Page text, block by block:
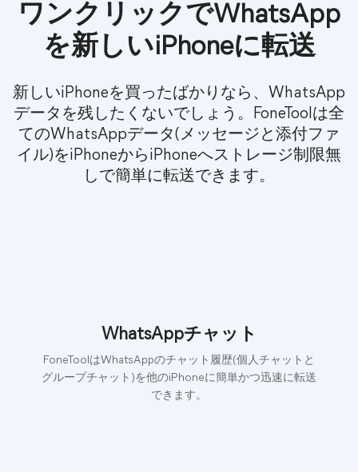
ワンクリックでWhatsApp
を新しいiPhoneに転送
新しいiPhoneを買ったばかりなら、WhatsApp
データを残したくないでしょう。FoneToolは全
てのWhatsAppデータ(メッセージと添付ファ
イル)をiPhoneからiPhoneへストレージ制限無
しで簡単に転送できます。
WhatsAppチャット
FoneToolはWhatsAppのチャット履歴(個人チャットと
グループチャット)を他のiPhoneに簡単かつ迅速に転送
できます。